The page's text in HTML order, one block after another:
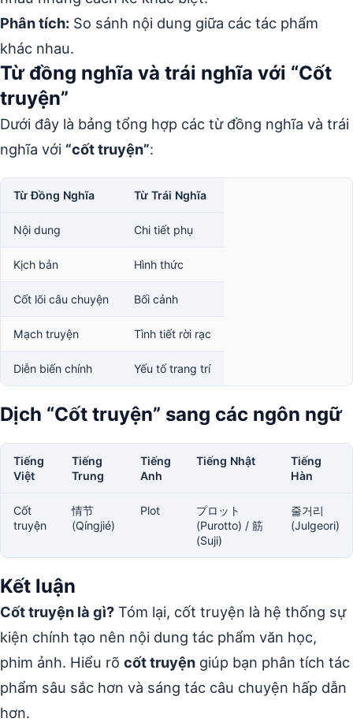
Phân tích: So sánh nội dung giữa các tác phẩm
khác nhau.
Từ đồng nghĩa và trái nghĩa với “Cốt
truyện”
Dưới đây là bảng tổng hợp các từ đồng nghĩa và trái
nghĩa với “cốt truyện”:
Từ Đồng Nghĩa Từ Trái Nghĩa
Nội dung Chi tiết phụ
Kịch bản Hình thức
Cốt lõi câu chuyện Bối cảnh
Mạch truyện Tình tiết rời rạc
Diễn biến chính Yếu tố trang trí
Dịch “Cốt truyện” sang các ngôn ngữ
Tiếng
Việt
Tiếng
Trung
Tiếng
Anh
Tiếng Nhật
Tiếng
Hàn
Cốt
truyện
情节
(Qíngjié)
Plot
プロット
(Purotto) / 筋
(Suji)
줄거리
(Julgeori)
Kết luận
Cốt truyện là gì? Tóm lại, cốt truyện là hệ thống sự
kiện chính tạo nên nội dung tác phẩm văn học,
phim ảnh. Hiểu rõ cốt truyện giúp bạn phân tích tác
phẩm sâu sắc hơn và sáng tác câu chuyện hấp dẫn
hơn.